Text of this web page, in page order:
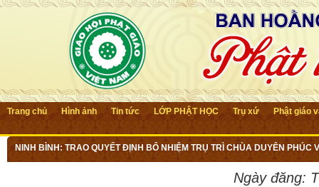
Trang chủ Hình ảnh Tin tức LỚP PHẬT HỌC Trụ xứ Phật giáo
NINH BÌNH: TRAO QUYẾT ĐỊNH BỔ NHIỆM TRỤ TRÌ CHÙA DUYÊN PHÚC
Ngày đăng: